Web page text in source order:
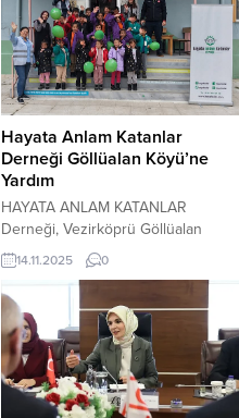
Hayata Anlam Katanlar
Derneği Göllüalan Köyü’ne
Yardım
HAYATA ANLAM KATANLAR
Derneği, Vezirköprü Göllüalan
Köyü İlkokulu’na öğrencilerin
ihtiyaçları doğrultusunda çeşitli
yardımlar ulaştırarak toplumsal
dayanışma örneği sergiledi.
HAYATA ANLAM KATANLAR
Derneği, Vezirköprü ilçesine bağlı
Göllüalan Köyü İlkokulu’na
düzenlediği ziyaretle öğrencilere
14.11.2025 0